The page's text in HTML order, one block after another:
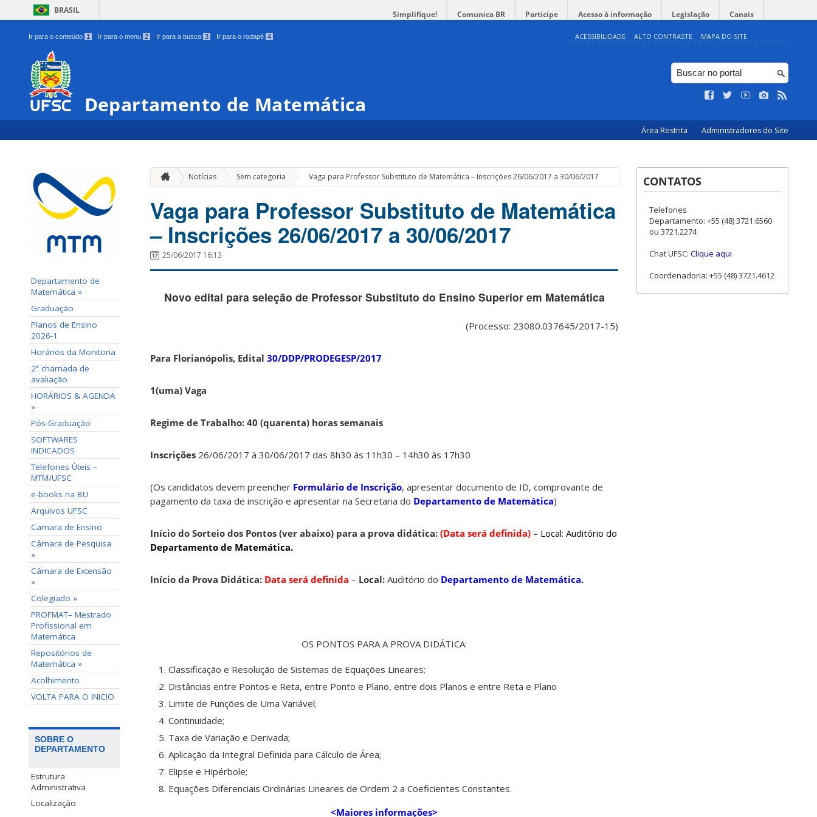
BRASIL Simplifique! Comunica BR Participe Acesso à informação Legislação Canais
Ir para o conteúdo 1 Ir para o menu 2 Ir para a busca 3 Ir para o rodapé 4 ACESSIBILIDADE ALTO CONTRASTE MAPA DO SITE
Departamento de Matemática
Área Restrita Administradores do Site
Departamento de
Matemática »
Graduação
Planos de Ensino
2026-1
Horários da Monitoria
2ª chamada de
avaliação
HORÁRIOS & AGENDA
»
Pós-Graduação
SOFTWARES
INDICADOS
Telefones Úteis –
MTM/UFSC
e-books na BU
Arquivos UFSC
Camara de Ensino
Câmara de Pesquisa
»
Câmara de Extensão
»
Colegiado »
PROFMAT– Mestrado
Profissional em
Matemática
Repositórios de
Matemática »
Acolhimento
VOLTA PARA O INICIO
SOBRE O
DEPARTAMENTO
Estrutura
Administrativa
Localização
Notícias Sem categoria » Vaga para Professor Substituto de Matemática – Inscrições 26/06/2017 a 30/06/2017
Vaga para Professor Substituto de Matemática
– Inscrições 26/06/2017 a 30/06/2017
25/06/2017 16:13
Novo edital para seleção de Professor Substituto do Ensino Superior em Matemática
(Processo: 23080.037645/2017-15)
Para Florianópolis, Edital 30/DDP/PRODEGESP/2017
1(uma) Vaga
Regime de Trabalho: 40 (quarenta) horas semanais
Inscrições 26/06/2017 à 30/06/2017 das 8h30 às 11h30 – 14h30 às 17h30
(Os candidatos devem preencher Formulário de Inscrição, apresentar documento de ID, comprovante de
pagamento da taxa de inscrição e apresentar na Secretaria do Departamento de Matemática)
Início do Sorteio dos Pontos (ver abaixo) para a prova didática: (Data será definida) – Local: Auditório do
Departamento de Matemática.
Início da Prova Didática: Data será definida – Local: Auditório do Departamento de Matemática.
OS PONTOS PARA A PROVA DIDÁTICA:
Classificação e Resolução de Sistemas de Equações Lineares;
Distâncias entre Pontos e Reta, entre Ponto e Plano, entre dois Planos e entre Reta e Plano
Limite de Funções de Uma Variável;
Continuidade;
Taxa de Variação e Derivada;
Aplicação da Integral Definida para Cálculo de Área;
Elipse e Hipérbole;
Equações Diferenciais Ordinárias Lineares de Ordem 2 a Coeficientes Constantes.
<Maiores informações>
CONTATOS
Telefones
Departamento: +55 (48) 3721.6560
ou 3721.2274
Chat UFSC: Clique aqui
Coordenadoria: +55 (48) 3721.4612